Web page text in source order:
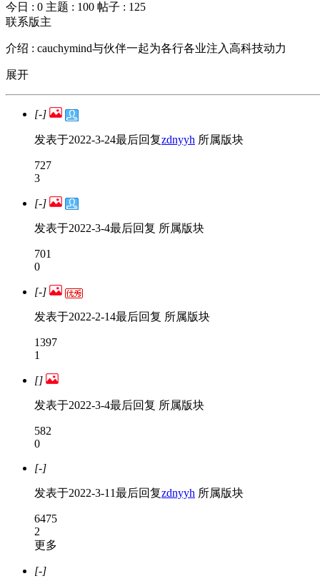
今日 : 0 主题 : 100 帖子 : 125
联系版主
介绍 : cauchymind与伙伴一起为各行各业注入高科技动力
展开
[-]
发表于2022-3-24最后回复zdnyyh 所属版块
727
3
[-]
发表于2022-3-4最后回复 所属版块
701
0
[-]
发表于2022-2-14最后回复 所属版块
1397
1
[]
发表于2022-3-4最后回复 所属版块
582
0
[-]
发表于2022-3-11最后回复zdnyyh 所属版块
6475
2
更多
[-]